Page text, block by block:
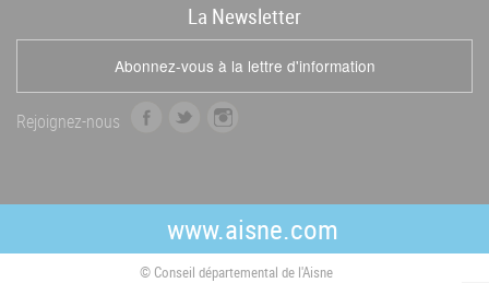
La Newsletter
Abonnez-vous à la lettre d'information
Rejoignez-nous
b
o
t
e
r
a
g
r
www.aisne.com
© Conseil départemental de l'Aisne